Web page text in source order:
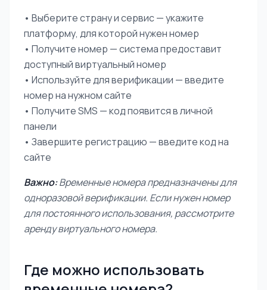
• Выберите страну и сервис — укажите
платформу, для которой нужен номер
• Получите номер — система предоставит
доступный виртуальный номер
• Используйте для верификации — введите
номер на нужном сайте
• Получите SMS — код появится в личной
панели
• Завершите регистрацию — введите код на
сайте
Важно:Временные номера предназначены для
одноразовой верификации. Если нужен номер
для постоянного использования, рассмотрите
аренду виртуального номера.
Где можно использовать